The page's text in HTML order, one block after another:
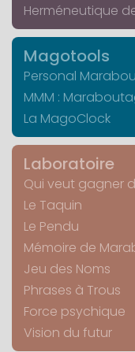
Herméneutique
Magotools
Personal
MMM :
La MagoClock
Laboratoire
Qui veut gagner
Le Taquin
Le Pendu
Mémoire de
Jeu des Noms
Phrases à Trous
Force psychique
Vision du futur